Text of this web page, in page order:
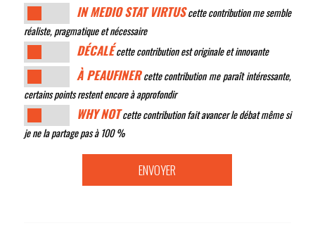
IN MEDIO STAT VIRTUScette contribution me semble
réaliste, pragmatique et nécessaire
DÉCALÉcette contribution est originale et innovante
À PEAUFINERcette contribution me paraît intéressante,
certains points restent encore à approfondir
WHY NOTcette contribution fait avancer le débat même si
je ne la partage pas à 100 %